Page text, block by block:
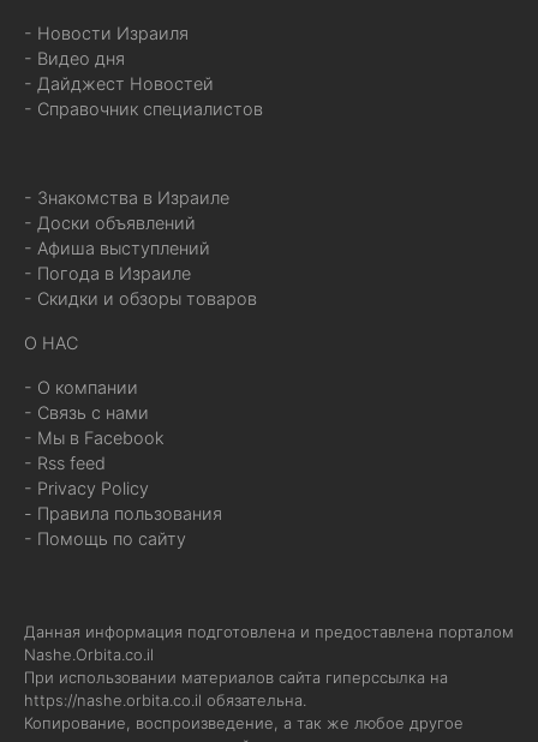
- Новости Израиля
- Видео дня
- Дайджест Новостей
- Справочник специалистов
- Знакомства в Израиле
- Доски объявлений
- Афиша выступлений
- Погода в Израиле
- Скидки и обзоры товаров
О НАС
- О компании
- Связь с нами
- Мы в Facebook
- Rss feed
- Privacy Policy
- Правила пользования
- Помощь по сайту
Данная информация подготовлена и предоставлена порталом
Nashe.Orbita.co.il
При использовании материалов сайта гиперссылка на
https://nashe.orbita.co.il обязательна.
Копирование, воспроизведение, а так же любое другое